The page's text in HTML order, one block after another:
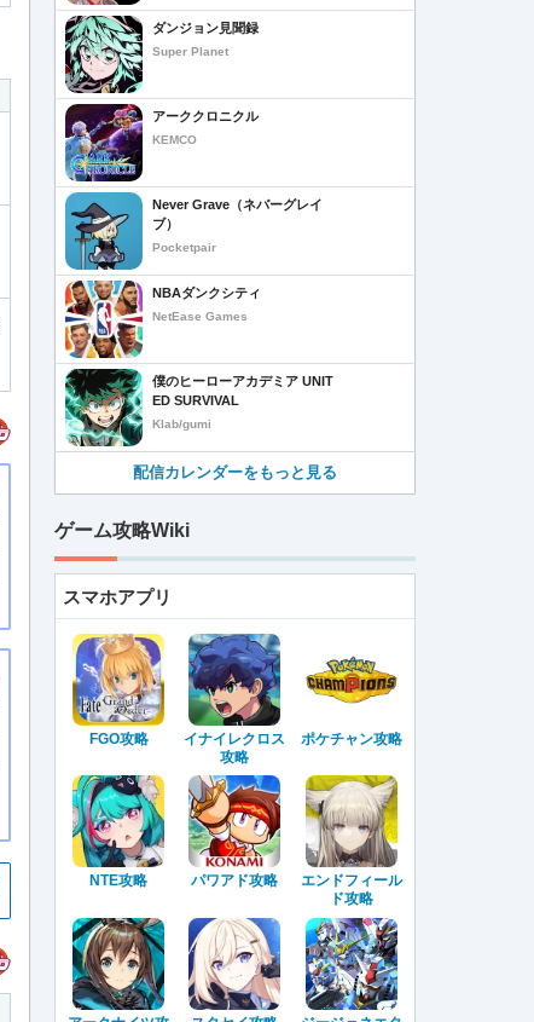
ダンジョン見聞録
Super Planet
アーククロニクル
KEMCO
Never Grave（ネバーグレイ
ブ）
Pocketpair
NBAダンクシティ
NetEase Games
僕のヒーローアカデミア UNIT
ED SURVIVAL
Klab/gumi
配信カレンダーをもっと見る
ゲーム攻略Wiki
スマホアプリ
FGO攻略
イナイレクロス
攻略
ポケチャン攻略
NTE攻略 パワアド攻略
エンドフィール
ド攻略